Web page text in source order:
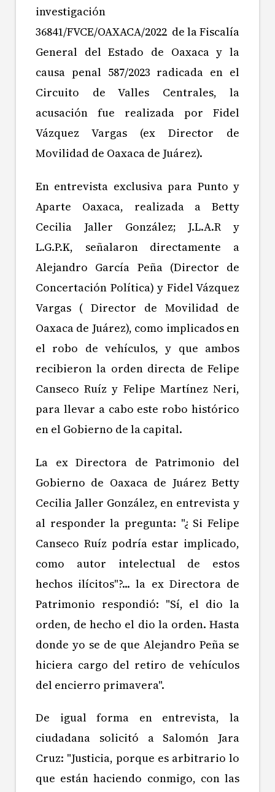
investigación
36841/FVCE/OAXACA/2022 de la Fiscalía
General del Estado de Oaxaca y la
causa penal 587/2023 radicada en el
Circuito de Valles Centrales, la
acusación fue realizada por Fidel
Vázquez Vargas (ex Director de
Movilidad de Oaxaca de Juárez).
En entrevista exclusiva para Punto y
Aparte Oaxaca, realizada a Betty
Cecilia Jaller González; J.L.A.R y
L.G.P.K, señalaron directamente a
Alejandro García Peña (Director de
Concertación Política) y Fidel Vázquez
Vargas ( Director de Movilidad de
Oaxaca de Juárez), como implicados en
el robo de vehículos, y que ambos
recibieron la orden directa de Felipe
Canseco Ruíz y Felipe Martínez Neri,
para llevar a cabo este robo histórico
en el Gobierno de la capital.
La ex Directora de Patrimonio del
Gobierno de Oaxaca de Juárez Betty
Cecilia Jaller González, en entrevista y
al responder la pregunta: "¿ Si Felipe
Canseco Ruíz podría estar implicado,
como autor intelectual de estos
hechos ilícitos"?... la ex Directora de
Patrimonio respondió: "Sí, el dio la
orden, de hecho el dio la orden. Hasta
donde yo se de que Alejandro Peña se
hiciera cargo del retiro de vehículos
del encierro primavera".
De igual forma en entrevista, la
ciudadana solicitó a Salomón Jara
Cruz: "Justicia, porque es arbitrario lo
que están haciendo conmigo, con las